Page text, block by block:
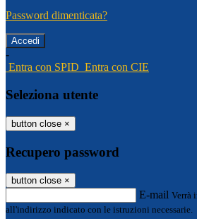
Password dimenticata?
-
Entra con SPID Entra con CIE
Seleziona utente
button close ×
Recupero password
button close ×
E-mail Verrà
all'indirizzo indicato con le istruzioni necessarie.